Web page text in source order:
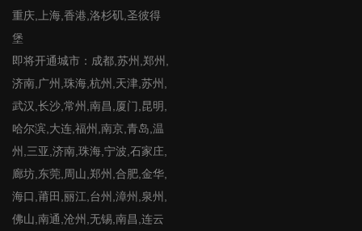
重庆,上海,香港,洛杉矶,圣彼得
堡
即将开通城市：成都,苏州,郑州,
济南,广州,珠海,杭州,天津,苏州,
武汉,长沙,常州,南昌,厦门,昆明,
哈尔滨,大连,福州,南京,青岛,温
州,三亚,济南,珠海,宁波,石家庄,
廊坊,东莞,周山,郑州,合肥,金华,
海口,莆田,丽江,台州,漳州,泉州,
佛山,南通,沧州,无锡,南昌,连云